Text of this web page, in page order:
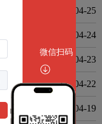
2024-04-25
2024-04-24
2024-04-23
2024-04-22
2024-04-19
微信扫码